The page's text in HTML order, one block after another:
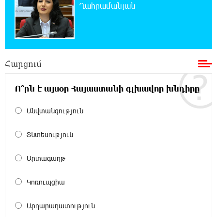
օգոստոսի 30-ը
19:55:28 8-08-2026
Որոնվում է նախաձեռնված քրեական
վարույթի շրջանակներում
19:37:10 8-08-2026
Փաշինյանն ու Թրամփը հեռախոսազրույց
Չհանե´ս խաչդ, Հայաստան աշխարհ․ Ուժեղ
Սիցիլիայի օդանավակայանը փակվել է
Ղահրամանյան
Հարցում
Ո՞րն է այսօր Հայաստանի գլխավոր խնդիրը
Անվտանգություն
Տնտեսություն
Արտագաղթ
Կոռուպցիա
Արդարադատություն